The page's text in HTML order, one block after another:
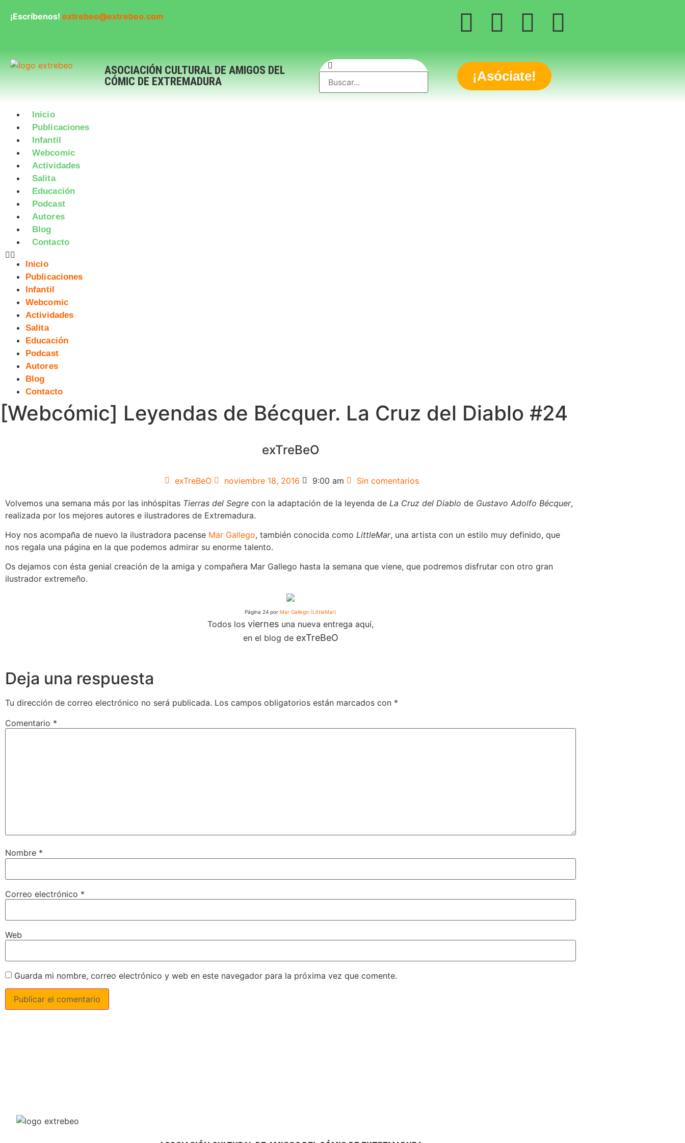
¡Escríbenos! extrebeo@extrebeo.com
ASOCIACIÓN CULTURAL DE AMIGOS DEL
CÓMIC DE EXTREMADURA
¡Asóciate!
Inicio
Publicaciones
Infantil
Webcomic
Actividades
Salita
Educación
Podcast
Autores
Blog
Contacto
Inicio
Publicaciones
Infantil
Webcomic
Actividades
Salita
Educación
Podcast
Autores
Blog
Contacto
[Webcómic] Leyendas de Bécquer. La Cruz del Diablo #24
exTreBeO
exTreBeO noviembre 18, 2016 9:00 am Sin comentarios
Volvemos una semana más por las inhóspitas Tierras del Segre con la adaptación de la leyenda de La Cruz del Diablo de Gustavo Adolfo Bécquer,
realizada por los mejores autores e ilustradores de Extremadura.
Hoy nos acompaña de nuevo la ilustradora pacense Mar Gallego, también conocida como LittleMar, una artista con un estilo muy definido, que
nos regala una página en la que podemos admirar su enorme talento.
Os dejamos con ésta genial creación de la amiga y compañera Mar Gallego hasta la semana que viene, que podremos disfrutar con otro gran
ilustrador extremeño.
Página 24 por Mar Gallego (LittleMar)
Todos los viernes una nueva entrega aquí,
en el blog de exTreBeO
Deja una respuesta
Tu dirección de correo electrónico no será publicada. Los campos obligatorios están marcados con *
Comentario *
Nombre *
Correo electrónico *
Web
Guarda mi nombre, correo electrónico y web en este navegador para la próxima vez que comente.